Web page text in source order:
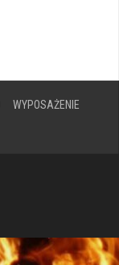
WYPOSAŻENIE